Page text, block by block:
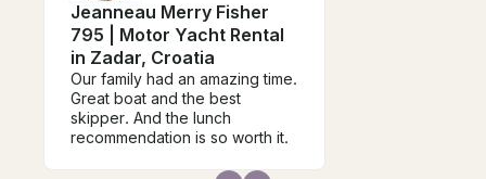
Jeanneau Merry Fisher
795 | Motor Yacht Rental
in Zadar, Croatia
Our family had an amazing time.
Great boat and the best
skipper. And the lunch
recommendation is so worth it.